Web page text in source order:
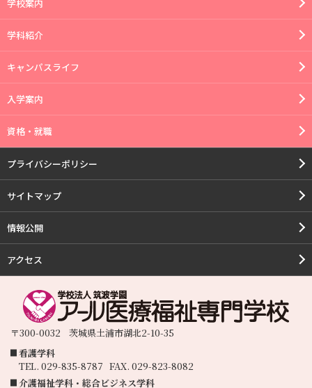
学校案内
学科紹介
キャンパスライフ
入学案内
資格・就職
プライバシーポリシー
サイトマップ
情報公開
アクセス
〒300-0032 茨城県土浦市湖北2-10-35
看護学科
TEL. 029-835-8787 FAX.029-823-8082
介護福祉学科・総合ビジネス学科